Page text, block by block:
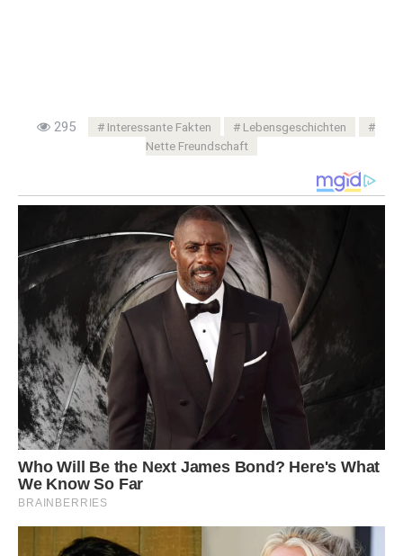
295 Interessante Fakten
Lebensgeschichten
Nette Freundschaft